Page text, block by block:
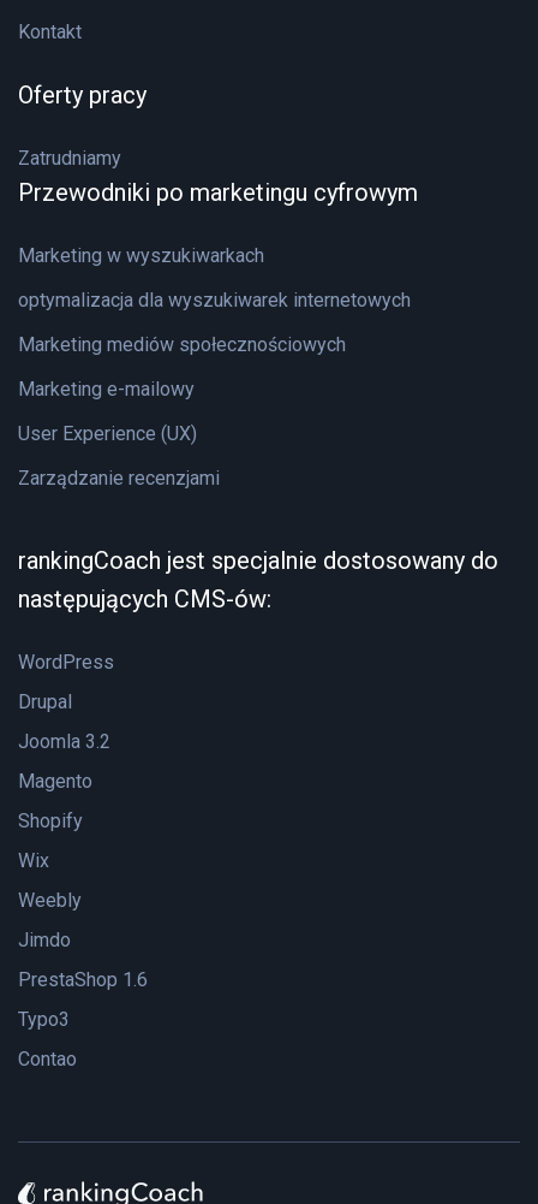
Kontakt
Oferty pracy
Zatrudniamy
Przewodniki po marketingu cyfrowym
Marketing w wyszukiwarkach
optymalizacja dla wyszukiwarek internetowych
Marketing mediów społecznościowych
Marketing e-mailowy
User Experience (UX)
Zarządzanie recenzjami
rankingCoach jest specjalnie dostosowany do
następujących CMS-ów:
WordPress
Drupal
Joomla 3.2
Magento
Shopify
Wix
Weebly
Jimdo
PrestaShop 1.6
Typo3
Contao